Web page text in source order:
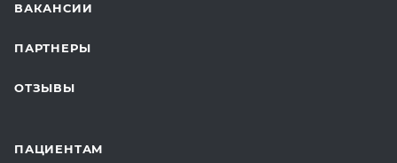
ЛАБОРАТОРНЫЕ ИССЛЕДОВАНИЯ
ВАКАНСИИ
ПАРТНЕРЫ
ОТЗЫВЫ
ПАЦИЕНТАМ